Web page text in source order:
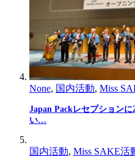
None, 国内活動, Miss
Japan Packレセプション
い…
国内活動, Miss SAKE活